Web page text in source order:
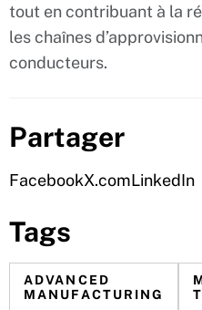
tout en contribuant à la
les chaînes
conducteurs.
Partager
FacebookX.comLinkedIn
Tags
ADVANCED
MANUFACTURING